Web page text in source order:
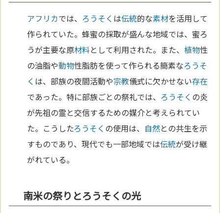
アフリカでは、 ろうそく は伝統的な素材を活用して
作られていた。蜂蜜の採取が盛んな地域では、蜜ろ
うが主要な原材料として利用された。また、植物性
の油脂や動物性脂肪を使って作られる簡素なろうそ
く は、部族の夜間活動や宗教儀式に欠かせない存在
であった。特に部族ごとの祭礼では、 ろうそく の炎
が先祖の霊と交信するための媒介と考えられてい
た。こうしたろうそく の使用は、 自然との共生を示
すものであり、現代でも一部地域では伝統が受け継
がれている。
南米の祭りとろうそくの光